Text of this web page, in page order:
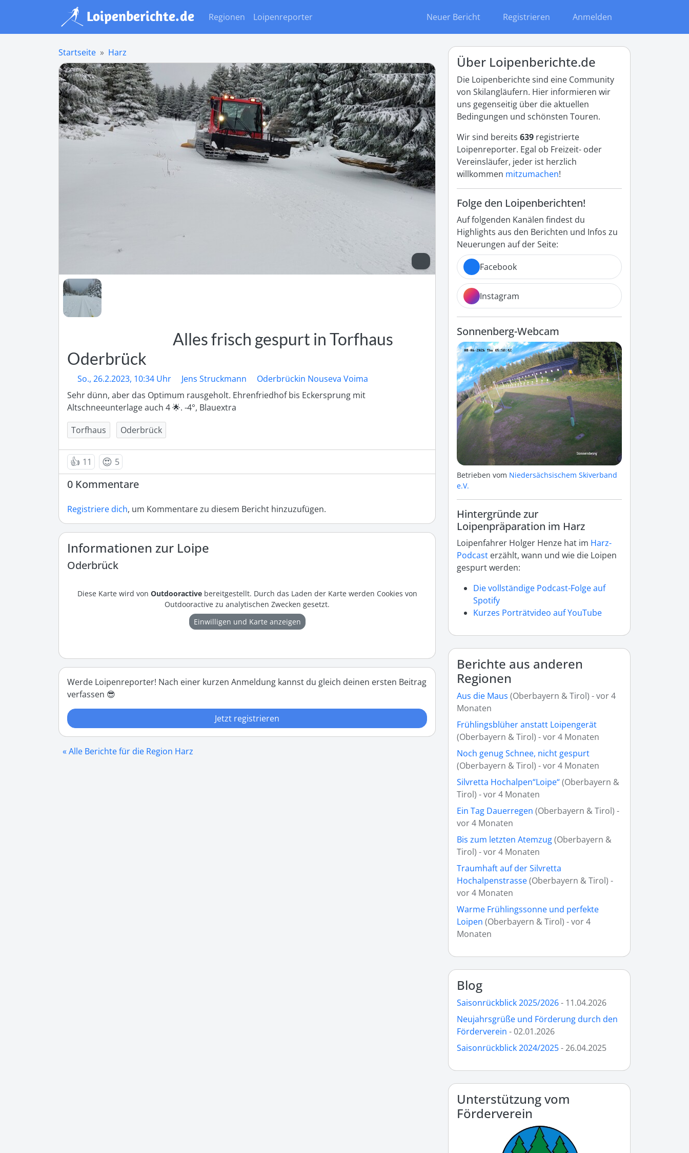
Regionen Loipenreporter Neuer Bericht Registrieren Anmelden
Startseite Harz
Alles frisch gespurt in Torfhaus
Oderbrück
So., 26.2.2023, 10:34 Uhr Jens Struckmann
Oderbrückin Nouseva Voima
Sehr dünn, aber das Optimum rausgeholt. Ehrenfriedhof bis Eckersprung mit
Altschneeunterlage auch 4 🌟. -4°, Blauextra
Torfhaus
Oderbrück
👍 11 😍 5
0 Kommentare
Registriere dich, um Kommentare zu diesem Bericht hinzuzufügen.
Informationen zur Loipe
Oderbrück
Diese Karte wird von Outdooractivebereitgestellt. Durch das Laden der Karte werden Cookies von
Outdooractive zu analytischen Zwecken gesetzt.
Einwilligen und Karte anzeigen
Werde Loipenreporter! Nach einer kurzen Anmeldung kannst du gleich deinen ersten Beitrag
verfassen 😎
Jetzt registrieren
« Alle Berichte für die Region Harz
Über Loipenberichte.de
Die Loipenberichte sind eine Community
von Skilangläufern. Hier informieren wir
uns gegenseitig über die aktuellen
Bedingungen und schönsten Touren.
Wir sind bereits 639 registrierte
Loipenreporter. Egal ob Freizeit- oder
Vereinsläufer, jeder ist herzlich
willkommen mitzumachen!
Folge den Loipenberichten!
Auf folgenden Kanälen findest du
Highlights aus den Berichten und Infos zu
Neuerungen auf der Seite:
Facebook
Instagram
Sonnenberg-Webcam
Betrieben vom Niedersächsischem Skiverband
e.V.
Hintergründe zur
Loipenpräparation im Harz
Loipenfahrer Holger Henze hat im Harz-
Podcast erzählt, wann und wie die Loipen
gespurt werden:
Die vollständige Podcast-Folge auf
Spotify
Kurzes Porträtvideo auf YouTube
Berichte aus anderen
Regionen
Aus die Maus (Oberbayern & Tirol) - vor 4
Monaten
Frühlingsblüher anstatt Loipengerät
(Oberbayern & Tirol) - vor 4 Monaten
Noch genug Schnee, nicht gespurt
(Oberbayern & Tirol) - vor 4 Monaten
Silvretta Hochalpen“Loipe“(Oberbayern &
Tirol) - vor 4 Monaten
Ein Tag Dauerregen (Oberbayern & Tirol) -
vor 4 Monaten
Bis zum letzten Atemzug(Oberbayern &
Tirol) - vor 4 Monaten
Traumhaft auf der Silvretta
Hochalpenstrasse(Oberbayern & Tirol) -
vor 4 Monaten
Warme Frühlingssonne und perfekte
Loipen (Oberbayern & Tirol) - vor 4
Monaten
Blog
Saisonrückblick 2025/2026- 11.04.2026
Neujahrsgrüße und Förderung durch den
Förderverein - 02.01.2026
Saisonrückblick 2024/2025- 26.04.2025
Unterstützung vom
Förderverein